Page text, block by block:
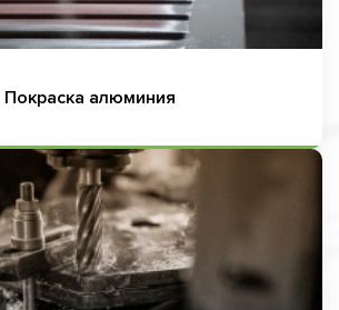
Покраска алюминия